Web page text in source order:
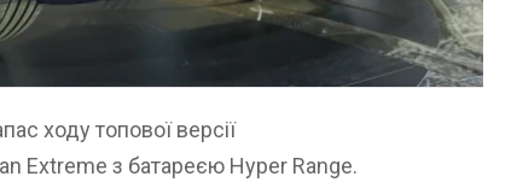
ходу топової версії
Extreme з батареєю Hyper Range.